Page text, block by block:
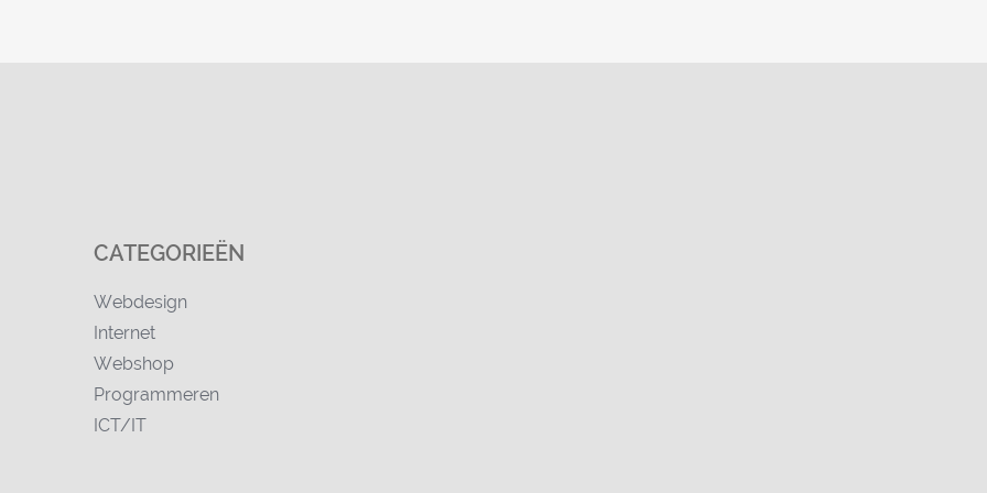
CATEGORIEËN
Webdesign
Internet
Webshop
Programmeren
ICT/IT